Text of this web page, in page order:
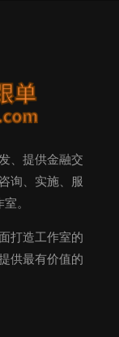
、提供金融交
询、实施、服
。
打造工作室的
供最有价值的